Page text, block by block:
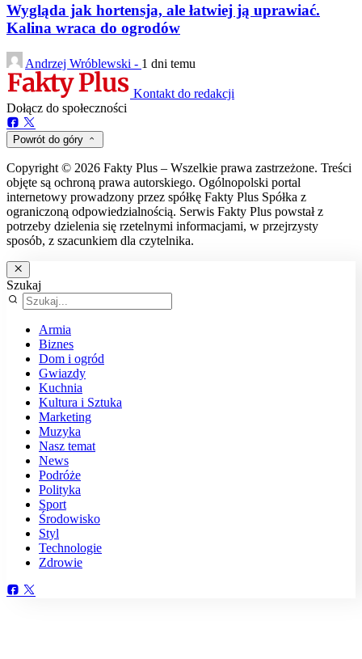
Wygląda jak hortensja, ale łatwiej ją uprawiać.
Kalina wraca do ogrodów
Andrzej Wróblewski - 1 dni temu
Kontakt do redakcji
Dołącz do społeczności
Powrót do góry
Copyright © 2026 Fakty Plus – Wszelkie prawa zastrzeżone. Treści
objęte są ochroną prawa autorskiego. Ogólnopolski portal
internetowy prowadzony przez spółkę Fakty Plus Spółka z
ograniczoną odpowiedzialnością. Serwis Fakty Plus powstał z
potrzeby dzielenia się rzetelnymi informacjami, w przejrzysty
sposób, z szacunkiem dla czytelnika.
Szukaj
Armia
Biznes
Dom i ogród
Gwiazdy
Kuchnia
Kultura i Sztuka
Marketing
Muzyka
Nasz temat
News
Podróże
Polityka
Sport
Środowisko
Styl
Technologie
Zdrowie